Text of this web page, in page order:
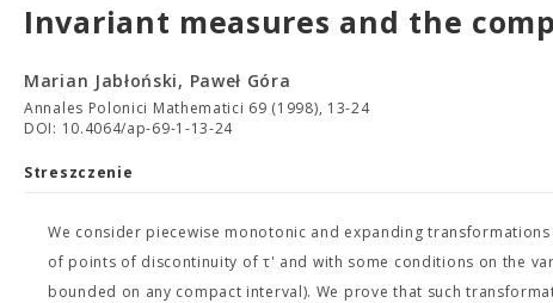
Invariant measures and the
Marian Jabłoński, Paweł Góra
Annales Polonici Mathematici 69 (1998), 13-24
DOI: 10.4064/ap-69-1-13-24
Streszczenie
We consider piecewise monotonic and expanding
of points of discontinuity of τ' and with some conditions on the
bounded on any compact interval). We prove that such